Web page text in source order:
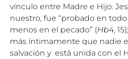
vínculo entre Madre e Hijo.
nuestro, fue “probado en
menos en el pecado” (Hb4,
más íntimamente que nadie
salvación y está unida con el